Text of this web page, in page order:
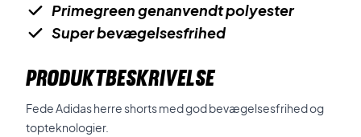
Primegreen genanvendt polyester
Super bevægelsesfrihed
PRODUKTBESKRIVELSE
Fede Adidas herre shorts med god bevægelsesfrihed og
topteknologier.